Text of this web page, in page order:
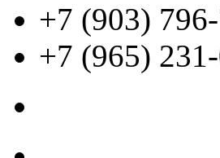
+7 (903)
+7 (965)